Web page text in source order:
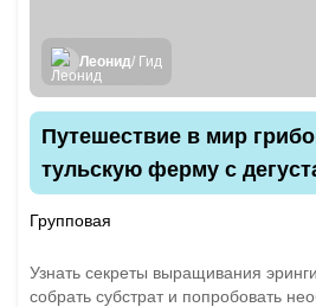
Леонид/ Гид
Путешествие в мир
тульскую ферму с
Групповая
Узнать секреты выращивания
собрать субстрат и попробовать